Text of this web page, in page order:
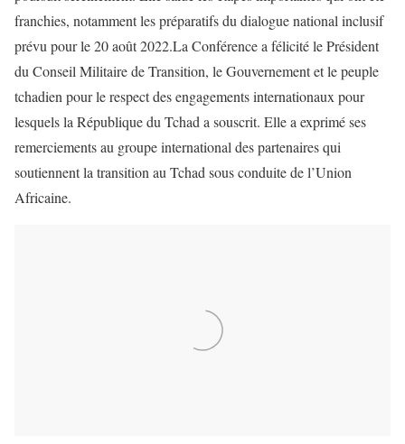
franchies, notamment les préparatifs du dialogue national inclusif
prévu pour le 20 août 2022.La Conférence a félicité le Président
du Conseil Militaire de Transition, le Gouvernement et le peuple
tchadien pour le respect des engagements internationaux pour
lesquels la République du Tchad a souscrit. Elle a exprimé ses
remerciements au groupe international des partenaires qui
soutiennent la transition au Tchad sous conduite de l’Union
Africaine.